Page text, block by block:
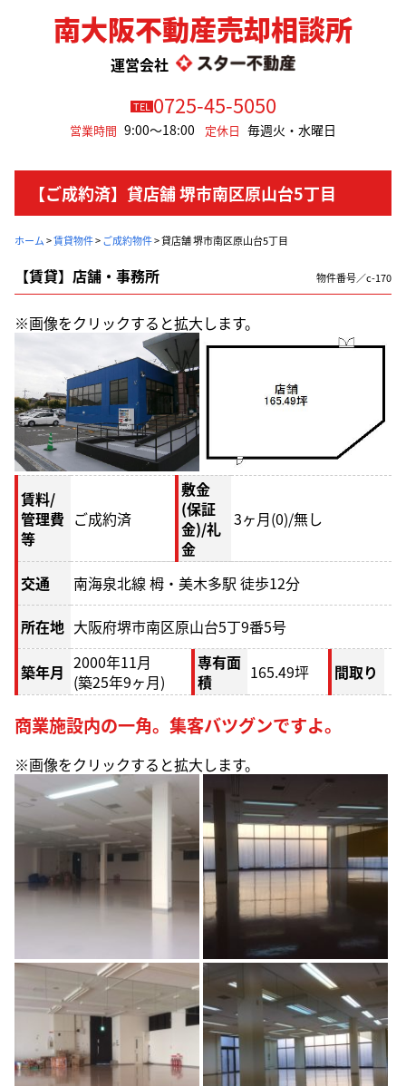
南大阪不動産売却相談所
運営会社
TEL0725-45-5050
営業時間 9:00～18:00 定休日 毎週火・水曜日
【ご成約済】貸店舗 堺市南区原山台5丁目
ホーム>賃貸物件>ご成約物件>貸店舗 堺市南区原山台5丁目
【賃貸】店舗・事務所 物件番号／c-170
※画像をクリックすると拡大します。
賃料/
管理費
等
ご成約済
敷金
(保証
金)/礼
金
3ヶ月(0)/無し
交通
南海泉北線 栂・美木多駅 徒歩12分
所在地 大阪府堺市南区原山台5丁9番5号
築年月 2000年11月
(築25年9ヶ月)
専有面
積
165.49坪 間取り
商業施設内の一角。集客バツグンですよ。
※画像をクリックすると拡大します。